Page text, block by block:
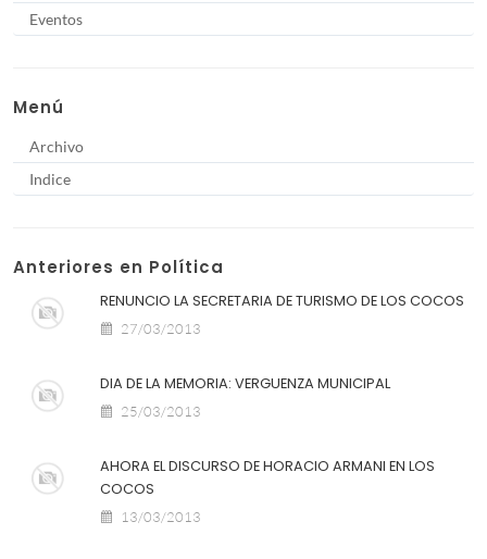
Eventos
Menú
Archivo
Indice
Anteriores en Política
RENUNCIO LA SECRETARIA DE TURISMO DE LOS COCOS
27/03/2013
DIA DE LA MEMORIA: VERGUENZA MUNICIPAL
25/03/2013
AHORA EL DISCURSO DE HORACIO ARMANI EN LOS
COCOS
13/03/2013